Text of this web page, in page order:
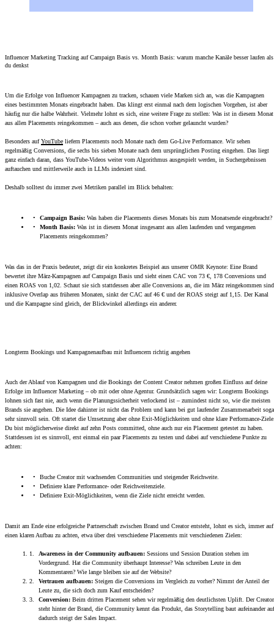
Influencer Marketing Tracking auf Campaign Basis vs. Month Basis: warum manche Kanäle besser laufen als
du denkst
Um die Erfolge von Influencer Kampagnen zu tracken, schauen viele Marken sich an, was die Kampagnen
eines bestimmten Monats eingebracht haben. Das klingt erst einmal nach dem logischen Vorgehen, ist aber
häufig nur die halbe Wahrheit. Vielmehr lohnt es sich, eine weitere Frage zu stellen: Was ist in diesem Monat
aus allen Placements reingekommen – auch aus denen, die schon vorher gelauncht wurden?
Besonders aufYouTube liefern Placements noch Monate nach dem Go-Live Performance. Wir sehen
regelmäßig Conversions, die sechs bis sieben Monate nach dem ursprünglichen Posting eingehen. Das liegt
ganz einfach daran, dass YouTube-Videos weiter vom Algorithmus ausgespielt werden, in Suchergebnissen
auftauchen und mittlerweile auch in LLMs indexiert sind.
Deshalb solltest du immer zwei Metriken parallel im Blick behalten:
Campaign Basis: Was haben die Placements dieses Monats bis zum Monatsende eingebracht?
Month Basis: Was ist in diesem Monat insgesamt aus allen laufenden und vergangenen
Placements reingekommen?
Was das in der Praxis bedeutet, zeigt dir ein konkretes Beispiel aus unserer OMR Keynote: Eine Brand
bewertet ihre März-Kampagnen auf Campaign Basis und sieht einen CAC von 73 €, 178 Conversions und
einen ROAS von 1,02. Schaut sie sich stattdessen aber alle Conversions an, die im März reingekommen
inklusive Overlap aus früheren Monaten, sinkt der CAC auf 46 € und der ROAS steigt auf 1,15. Der Kanal
und die Kampagne sind gleich, der Blickwinkel allerdings ein anderer.
Longterm Bookings und Kampagnenaufbau mit Influencern richtig angehen
Auch der Ablauf von Kampagnen und die Bookings der Content Creator nehmen großen Einfluss auf deine
Erfolge im Influencer Marketing – ob mit oder ohne Agentur. Grundsätzlich sagen wir: Longterm Bookings
lohnen sich fast nie, auch wenn die Planungssicherheit verlockend ist – zumindest nicht so, wie die meisten
Brands sie angehen. Die Idee dahinter ist nicht das Problem und kann bei gut laufender Zusammenarbeit
sehr sinnvoll sein. Oft startet die Umsetzung aber ohne Exit-Möglichkeiten und ohne klare Performance-
Du bist möglicherweise direkt auf zehn Posts committed, ohne auch nur ein Placement getestet zu haben.
Stattdessen ist es sinnvoll, erst einmal ein paar Placements zu testen und dabei auf verschiedene Punkte zu
achten:
Buche Creator mit wachsenden Communities und steigender Reichweite.
Definiere klare Performance- oder Reichweitenziele.
Definiere Exit-Möglichkeiten, wenn die Ziele nicht erreicht werden.
Damit am Ende eine erfolgreiche Partnerschaft zwischen Brand und Creator entsteht, lohnt es sich, immer auf
einen klaren Aufbau zu achten, etwa über drei verschiedene Placements mit verschiedenen Zielen:
Awareness in der Community aufbauen: Sessions und Session Duration stehen im
Vordergrund. Hat die Community überhaupt Interesse? Was schreiben Leute in den
Kommentaren? Wie lange bleiben sie auf der Website?
Vertrauen aufbauen: Steigen die Conversions im Vergleich zu vorher? Nimmt der Anteil der
Leute zu, die sich doch zum Kauf entscheiden?
Conversion: Beim dritten Placement sehen wir regelmäßig den deutlichsten Uplift. Der Creator
steht hinter der Brand, die Community kennt das Produkt, das Storytelling baut aufeinander
dadurch steigt der Sales Impact.